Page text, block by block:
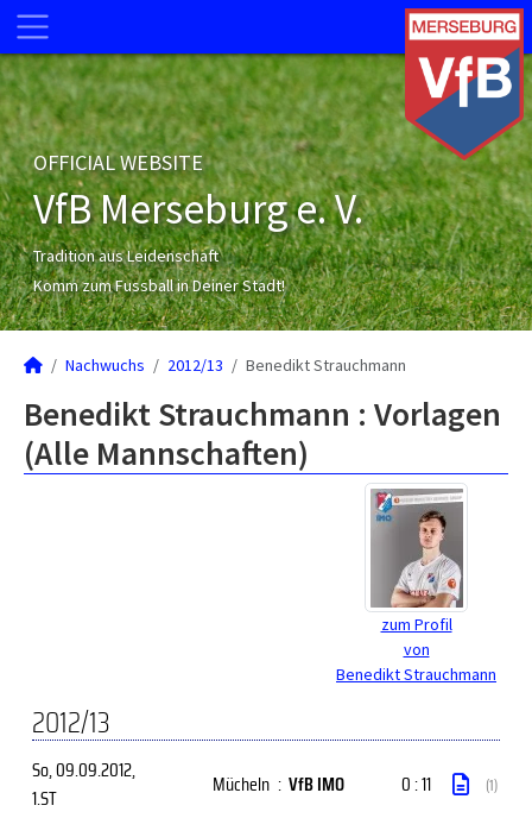
OFFICIAL WEBSITE
VfB Merseburg e. V.
Tradition aus Leidenschaft
Komm zum Fussball in Deiner Stadt!
Nachwuchs 2012/13 Benedikt Strauchmann
Benedikt Strauchmann : Vorlagen
(Alle Mannschaften)
zum Profil
von
Benedikt Strauchmann
2012/13
So, 09.09.2012,
1.ST
Mücheln : VfB IMO 0 : 11 (1)